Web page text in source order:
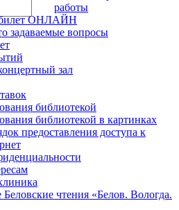
работы
билет ОНЛАЙН
задаваемые вопросы
зал
библиотекой
библиотекой в картинках
предоставления доступа к
Беловские чтения «Белов. Вологда.